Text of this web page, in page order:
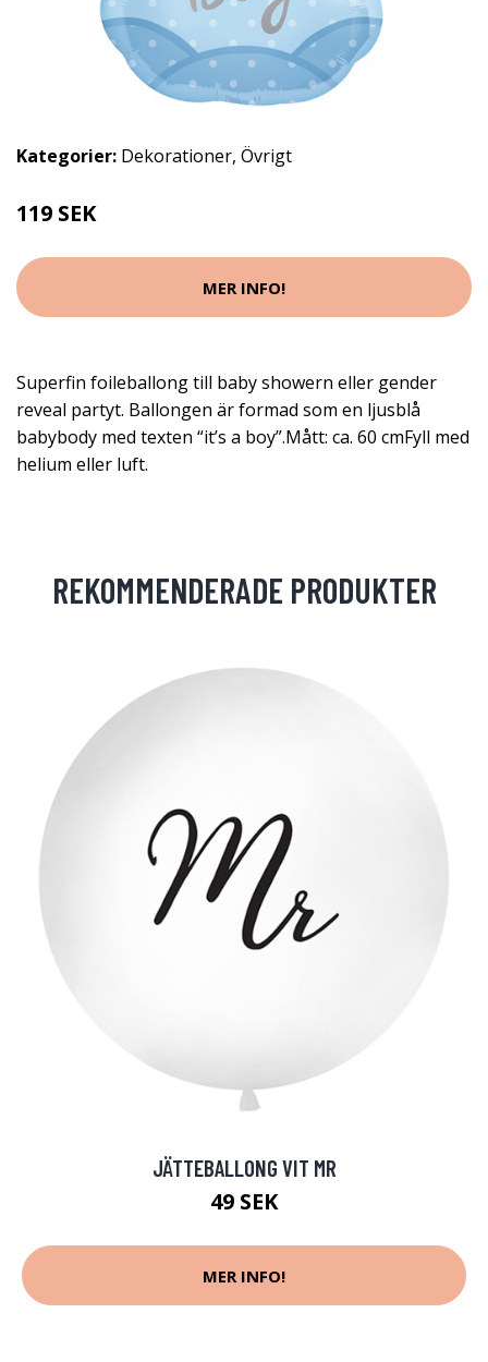
Kategorier: Dekorationer, Övrigt
119 SEK
MER INFO!
Superfin foileballong till baby showern eller gender
reveal partyt. Ballongen är formad som en ljusblå
babybody med texten “it’s a boy”.Mått: ca. 60 cmFyll med
helium eller luft.
REKOMMENDERADE PRODUKTER
JÄTTEBALLONG VIT MR
49 SEK
MER INFO!